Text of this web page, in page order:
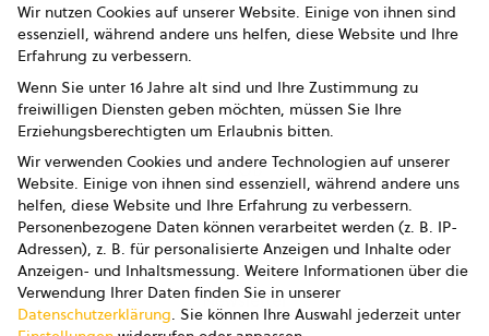
Presse
Impressum
Datenschutz
AGB
AGB Marketing GmbH
AGB Bildung
Newsletter
Wir nutzen Cookies auf unserer Website. Einige von ihnen sind
essenziell, während andere uns helfen, diese Website und Ihre
Erfahrung zu verbessern.
Wenn Sie unter 16 Jahre alt sind und Ihre Zustimmung zu
freiwilligen Diensten geben möchten, müssen Sie Ihre
Erziehungsberechtigten um Erlaubnis bitten.
Wir verwenden Cookies und andere Technologien auf unserer
Website. Einige von ihnen sind essenziell, während andere uns
helfen, diese Website und Ihre Erfahrung zu verbessern.
Personenbezogene Daten können verarbeitet werden (z. B. IP-
Adressen), z. B. für personalisierte Anzeigen und Inhalte oder
Anzeigen- und Inhaltsmessung. Weitere Informationen über die
Verwendung Ihrer Daten finden Sie in unserer
Datenschutzerklärung. Sie können Ihre Auswahl jederzeit unter